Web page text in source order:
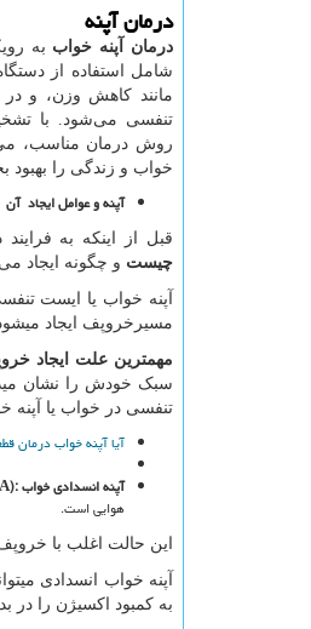
درمان آپنه
درمان آپنه خواب به
شامل استفاده از
مانند کاهش وزن، و
تنفسی می‌شود. با
روش درمان مناسب،
خواب و زندگی را بهبود
آپنه و عوامل ایجاد آن
قبل از اینکه به
چیست و چگونه ایجاد
آپنه خواب یا ایست
مسیرخروپف ایجاد
مهمترین علت ایجاد
سبک خودش را نشان
تنفسی در خواب یا آپنه
آیا آپنه خواب درمان
آپنه انسدادی خواب
هوایی است.
این حالت اغلب با
آپنه خواب انسدادی
به کمبود اکسیژن را در